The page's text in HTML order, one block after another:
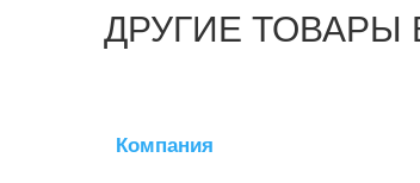
ДРУГИЕ ТОВАРЫ
Компания